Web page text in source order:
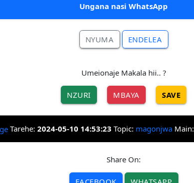
Ungana nasi WhatsApp
NYUMA ENDELEA
Umeionaje Makala hii.. ?
NZURI MBAYA SAVE
Tarehe: 2024-05-10 14:53:23 Topic: magonjwa Main:
Share On: